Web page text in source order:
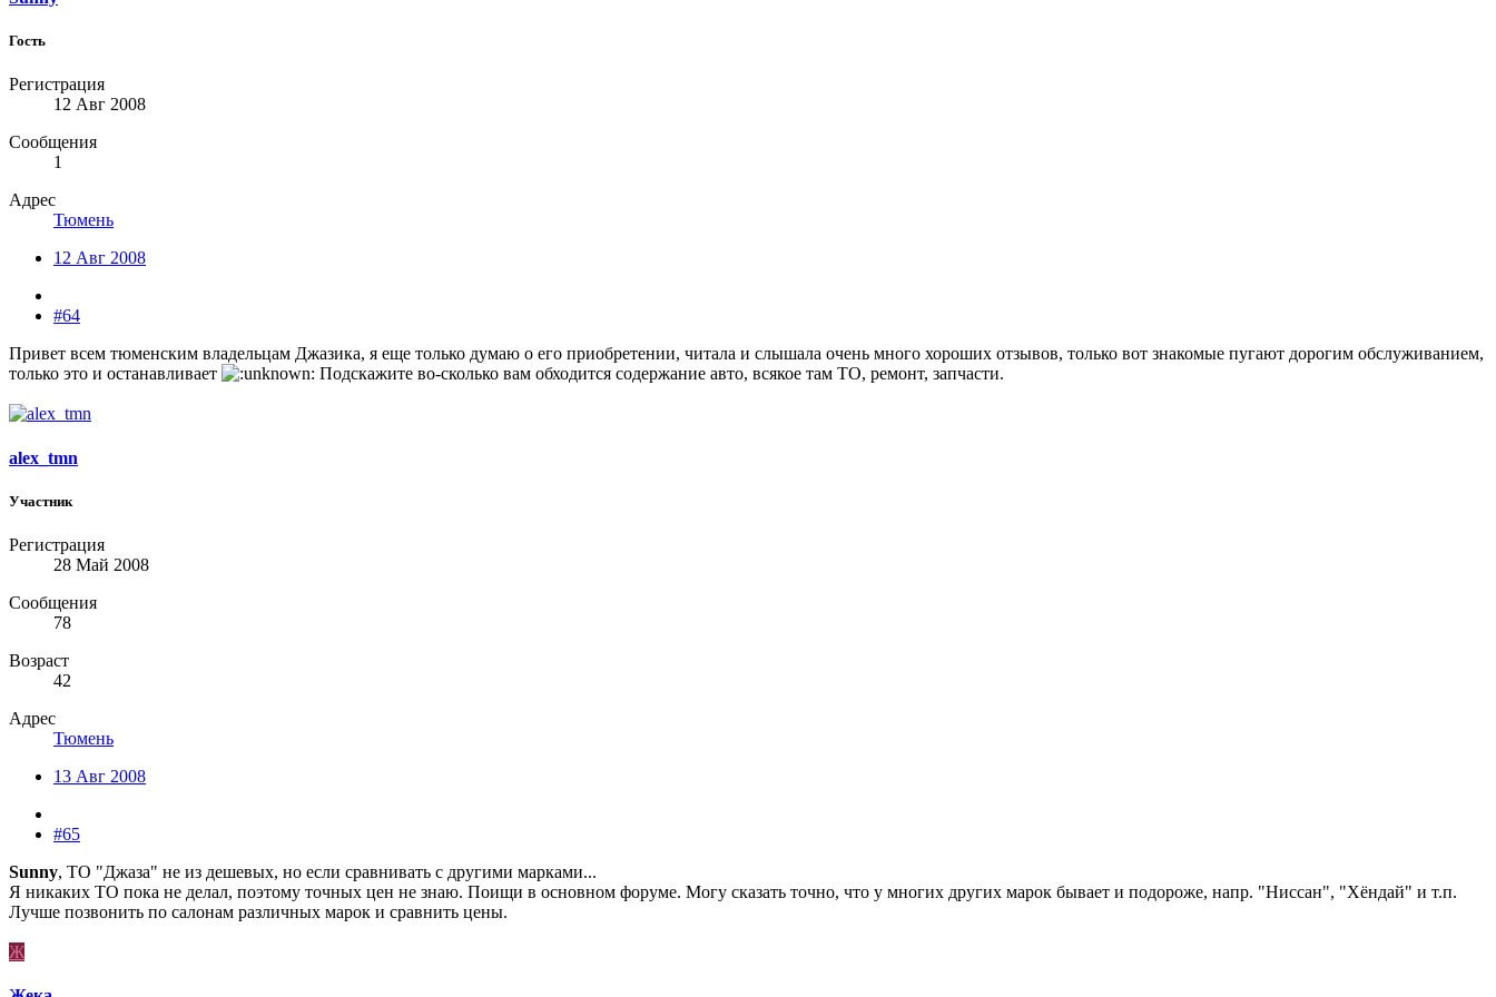
Гость
Регистрация
12 Авг 2008
Сообщения
1
Адрес
Тюмень
12 Авг 2008
#64
Привет всем тюменским владельцам Джазика, я еще только думаю о его приобретении, читала и слышала очень много хороших отзывов, только вот знакомые пугают дорогим обслуживанием,
только это и останавливает
Подскажите во-сколько вам обходится содержание авто, всякое там ТО, ремонт, запчасти.
alex_tmn
Участник
Регистрация
28 Май 2008
Сообщения
78
Возраст
42
Адрес
Тюмень
13 Авг 2008
#65
Sunny, ТО "Джаза" не из дешевых, но если сравнивать с другими марками...
Я никаких ТО пока не делал, поэтому точных цен не знаю. Поищи в основном форуме. Могу сказать точно, что у многих других марок бывает и подороже, напр. "Ниссан", "Хёндай" и т.п.
Лучше позвонить по салонам различных марок и сравнить цены.
Ж